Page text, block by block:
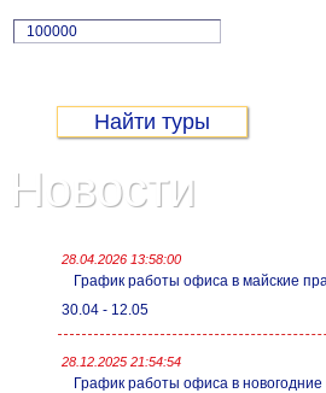
Новости
28.04.2026 13:58:00
График работы офиса в майские
30.04 - 12.05
28.12.2025 21:54:54
График работы офиса в новогодние